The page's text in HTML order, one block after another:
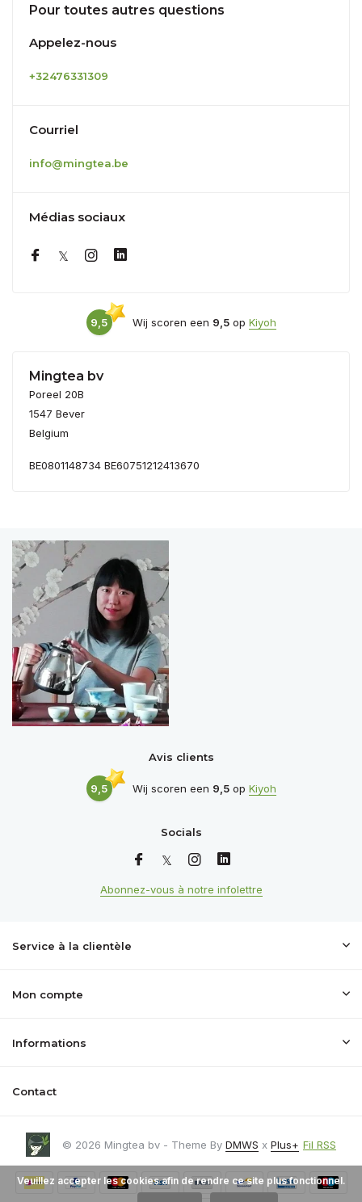
Pour toutes autres questions
Appelez-nous
+32476331309
Courriel
info@mingtea.be
Médias sociaux
9,5 Wij scoren een 9,5op Kiyoh
Mingtea bv
Poreel 20B
1547 Bever
Belgium
BE0801148734 BE60751212413670
Avis clients
9,5 Wij scoren een 9,5op Kiyoh
Socials
Abonnez-vous à notre infolettre
Service à la clientèle
Mon compte
Informations
Contact
© 2026 Mingtea bv - Theme By DMWS x Plus+ Fil RSS
Veuillez accepter les cookies afin de rendre ce site plus fonctionnel.